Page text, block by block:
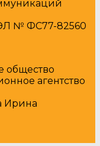
№ ФС77-82560
общество
агентство
Ирина